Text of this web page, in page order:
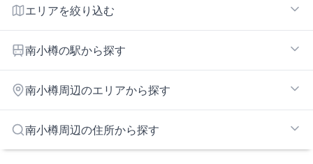
エリアを絞り込む
南小樽の駅から探す
銭函
南小樽周辺のエリアから探す
南小樽周辺の住所から探す